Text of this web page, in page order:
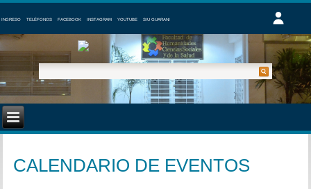
INGRESO TELÉFONOS FACEBOOK INSTAGRAM YOUTUBE SIU GUARANI
CALENDARIO DE EVENTOS